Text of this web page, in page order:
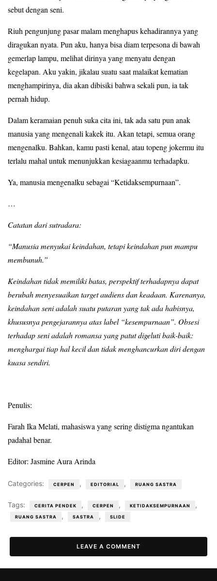
sebut dengan seni.
Riuh pengunjung pasar malam menghapus kehadirannya yang
diragukan nyata. Pun aku, hanya bisa diam terpesona di bawah
gemerlap lampu, melihat dirinya yang menyatu dengan
kegelapan. Aku yakin, jikalau suatu saat malaikat kematian
menghampirinya, dia akan dibisiki bahwa sekali pun, ia tak
pernah hidup.
Dalam keramaian penuh suka cita ini, tak ada satu pun anak
manusia yang mengenali kakek itu. Akan tetapi, semua orang
mengenalku. Bahkan, kamu pasti kenal, atau topeng jokermu itu
terlalu mahal untuk menunjukkan kesiagaanmu terhadapku.
Ya, manusia mengenalku sebagai “Ketidaksempurnaan”.
…
Catatan dari sutradara:
“Manusia menyukai keindahan, tetapi keindahan pun mampu
membunuh.”
Keindahan tidak memiliki batas, perspektif terhadapnya dapat
berubah menyesuaikan target audiens dan keadaan. Karenanya,
keindahan seni adalah suatu putaran yang tak ada habisnya,
khususnya pengejarannya atas label “kesempurnaan”. Obsesi
terhadap seni adalah romansa yang patut digeluti baik-baik:
menghargai tiap hal kecil dan tidak menghancurkan diri dengan
kuasa sendiri.
Penulis:
Farah Ika Melati, mahasiswa yang sering distigma ngantukan
padahal benar.
Editor: Jasmine Aura Arinda
Categories: CERPEN , EDITORIAL , RUANG SASTRA
Tags: CERITA PENDEK , CERPEN , KETIDAKSEMPURNAAN ,
RUANG SASTRA , SASTRA , SLIDE
LEAVE A COMMENT